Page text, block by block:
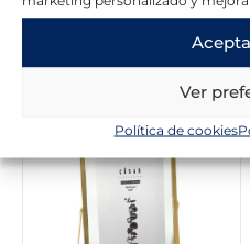
Ver
Política de cookies
Novedades en la